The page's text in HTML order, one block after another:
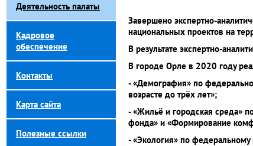
Деятельность палаты
Кадровое
обеспечение
Контакты
Карта сайта
Полезные ссылки
Завершено экспертно-
национальных проектов на
В результате экспертно-
В городе Орле в 2020 году
- «Демография» по
возрасте до трёх лет»;
- «Жильё и городская среда»
фонда» и «Формирование
- «Экология» по федеральному